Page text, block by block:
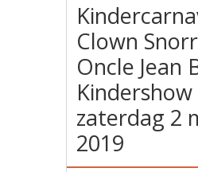
Clown
Oncle Jean
Kindershow
zaterdag 2
2019